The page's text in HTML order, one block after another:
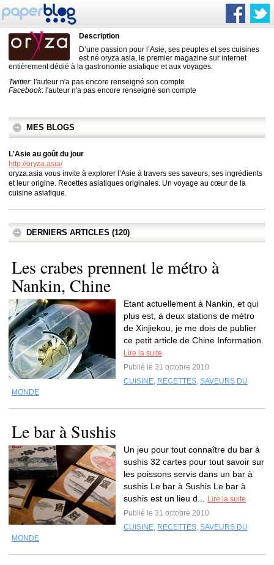
Description
D’une passion pour l’Asie, ses peuples et ses cuisines
est né oryza.asia, le premier magazine sur internet
entièrement dédié à la gastronomie asiatique et aux voyages.
Twitter: l'auteur n'a pas encore renseigné son compte
Facebook: l'auteur n'a pas encore renseigné son compte
MES BLOGS
L'Asie au goût du jour
http://oryza.asia/
oryza.asia vous invite à explorer l’Asie à travers ses saveurs, ses ingrédients
et leur origine. Recettes asiatiques originales. Un voyage au cœur de la
cuisine asiatique.
DERNIERS ARTICLES (120)
Les crabes prennent le métro à
Nankin, Chine
Etant actuellement à Nankin, et qui
plus est, à deux stations de métro
de Xinjiekou, je me dois de publier
ce petit article de Chine Information.
Lire la suite
Publié le 31 octobre 2010
CUISINE, RECETTES, SAVEURS DU
MONDE
Le bar à Sushis
Un jeu pour tout connaître du bar à
sushis 32 cartes pour tout savoir sur
les poissons servis dans un bar à
sushis Le bar à Sushis Le bar à
sushis est un lieu d...
Lire la suite
Publié le 31 octobre 2010
CUISINE, RECETTES, SAVEURS DU
MONDE